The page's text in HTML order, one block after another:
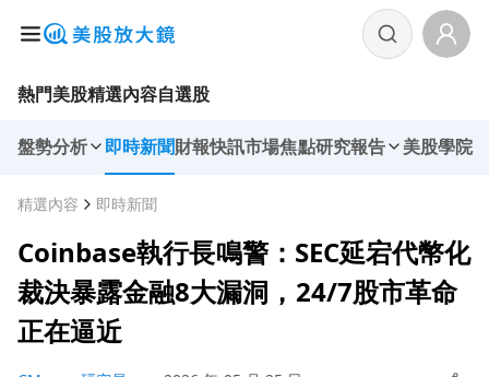
熱門美股精選內容自選股
盤勢分析 即時新聞財報快訊市場焦點研究報告 美股學院
精選內容 即時新聞
Coinbase執行長鳴警：SEC延宕代幣化
裁決暴露金融8大漏洞，24/7股市革命
正在逼近